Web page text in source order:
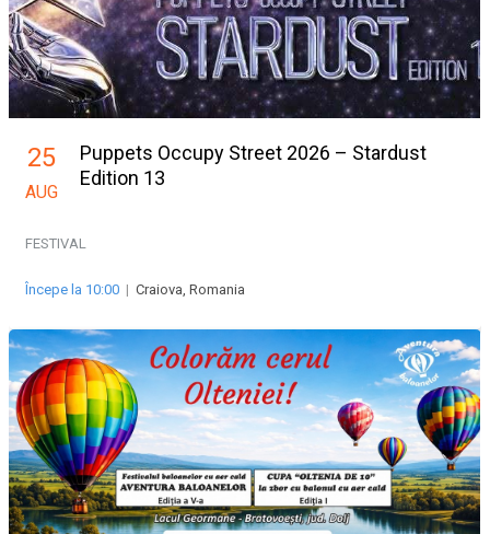
25
AUG
Puppets Occupy Street 2026 – Stardust
Edition 13
FESTIVAL
Începe la 10:00 | Craiova, Romania